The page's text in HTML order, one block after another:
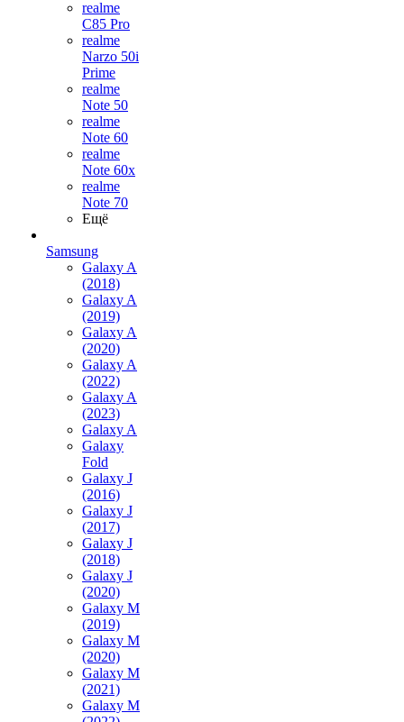
realme
C85 Pro
realme
Narzo 50i
Prime
realme
Note 50
realme
Note 60
realme
Note 60x
realme
Note 70
Ещё
Samsung
Galaxy A
(2018)
Galaxy A
(2019)
Galaxy A
(2020)
Galaxy A
(2022)
Galaxy A
(2023)
Galaxy A
Galaxy
Fold
Galaxy J
(2016)
Galaxy J
(2017)
Galaxy J
(2018)
Galaxy J
(2020)
Galaxy M
(2019)
Galaxy M
(2020)
Galaxy M
(2021)
Galaxy M